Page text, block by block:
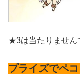
★3は当たりません
プライズでペ